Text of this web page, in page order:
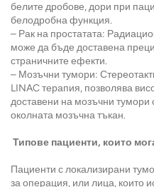
белите дробове, дори при
белодробна функция.
– Рак на простатата:
може да бъде доставена
страничните ефекти.
– Мозъчни тумори:
LINAC терапия, позволява
доставени на мозъчни
околната мозъчна тъкан.
Типове пациенти, които
Пациенти с локализирани
за операция, или лица, които